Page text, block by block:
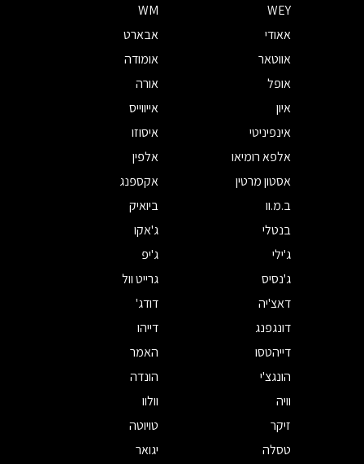
WEY
WM
אאודי
אבארט
אווטאר
אומודה
אופל
אורה
איון
אייווייס
אינפיניטי
איסוזו
אלפא רומיאו
אלפין
אסטון מרטין
אקספנג
ב.מ.וו
ביואיק
בנטלי
ג'אקו
ג'ילי
ג'יפ
ג'נסיס
גרייט וול
דאצ'יה
דודג'
דונגפנג
דייהו
דייהטסו
האמר
הונגצ'י
הונדה
וויה
וולוו
זיקר
טויוטה
טסלה
יגואר